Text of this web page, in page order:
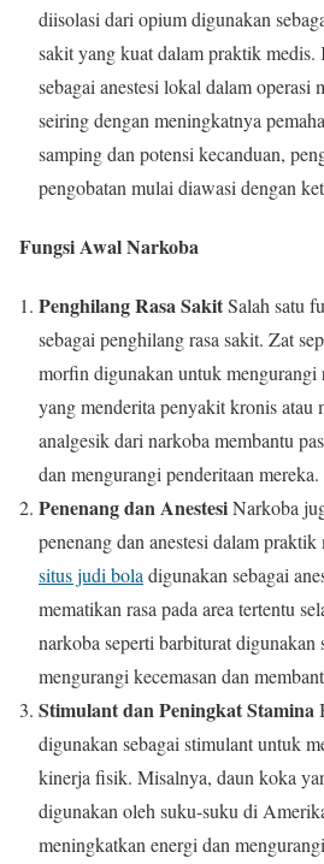
diisolasi dari opium digunakan
sakit yang kuat dalam praktik
sebagai anestesi lokal dalam operasi
seiring dengan meningkatnya
samping dan potensi kecanduan,
pengobatan mulai diawasi dengan
Fungsi Awal Narkoba
Penghilang Rasa SakitSalah satu
sebagai penghilang rasa sakit. Zat
morfin digunakan untuk mengurangi
yang menderita penyakit kronis atau
analgesik dari narkoba membantu
dan mengurangi penderitaan mereka.
Penenang dan AnestesiNarkoba
penenang dan anestesi dalam
situs judi bola digunakan sebagai
mematikan rasa pada area tertentu
narkoba seperti barbiturat digunakan
mengurangi kecemasan dan
Stimulant dan Peningkat Stamina
digunakan sebagai stimulant untuk
kinerja fisik. Misalnya, daun koka
digunakan oleh suku-suku di
meningkatkan energi dan